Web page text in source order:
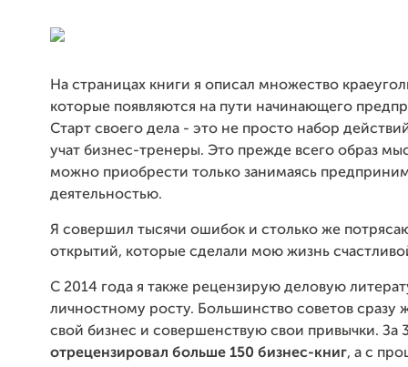
На страницах книги я описал множество
которые появляются на пути начинающего
Старт своего дела - это не просто набор
учат бизнес-тренеры. Это прежде всего образ
можно приобрести только занимаясь
деятельностью.
Я совершил тысячи ошибок и столько же
открытий, которые сделали мою жизнь
C 2014 года я также рецензирую деловую
личностному росту. Большинство советов сразу
свой бизнес и совершенствую свои привычки. За
отрецензировал больше 150 бизнес-книг, а с